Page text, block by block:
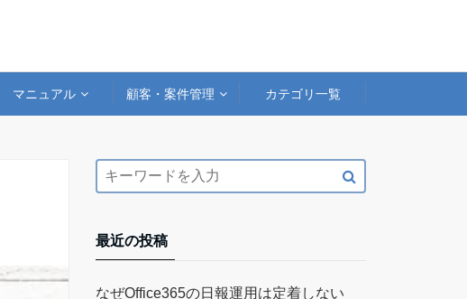
マニュアル 顧客・案件管理 カテゴリ一覧
最近の投稿
なぜOffice365の日報運用は定着しない